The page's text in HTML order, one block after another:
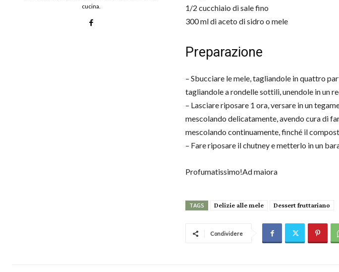
cucina.
1/2 cucchiaio di sale fino
300 ml di aceto di sidro o mele
Preparazione
– Sbucciare le mele, tagliandole in quattro
tagliandole a rondelle sottili, unendole in un
– Lasciare riposare 1 ora, versare in un
mescolando delicatamente, avendo cura di
mescolando continuamente, finché il
– Fare riposare il chutney e metterlo in un
Profumatissimo!Ad maiora
TAGS Delizie alle mele Dessert fruttariano
Condividere